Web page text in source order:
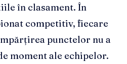
în clasament. În
competitiv, fiecare
punctelor nu a
moment ale echipelor.